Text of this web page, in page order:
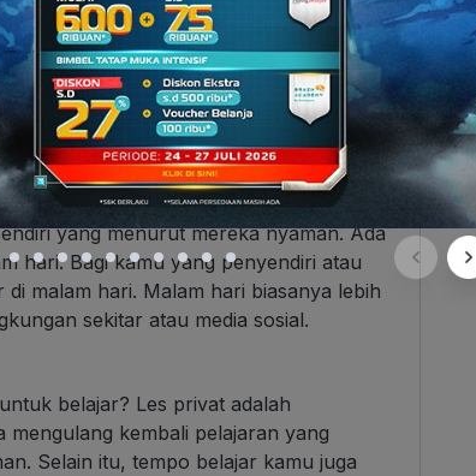
yang memiliki kepribadian yang sama
belajar dan bisa menyerap materi
perlu takut teman belajar kamu nggak
yang menurut mereka nyaman. Ada
hari. Bagi kamu yang penyendiri atau
malam hari. Malam hari biasanya lebih
sekitar atau media sosial.
belajar? Les privat adalah
kembali pelajaran yang
Selain itu, tempo belajar kamu juga